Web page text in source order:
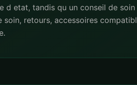
d etat, tandis qu un conseil de
soin, retours, accessoires